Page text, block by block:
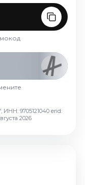
9705121040 erid:
2026